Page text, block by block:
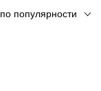
по популярности